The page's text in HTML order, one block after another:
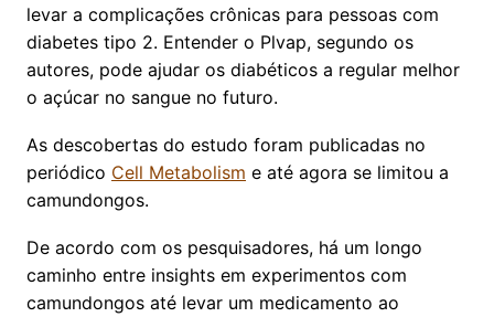
levar a complicações crônicas para pessoas com
diabetes tipo 2. Entender o Plvap, segundo os
autores, pode ajudar os diabéticos a regular melhor
o açúcar no sangue no futuro.
As descobertas do estudo foram publicadas no
periódico Cell Metabolism e até agora se limitou a
camundongos.
De acordo com os pesquisadores, há um longo
caminho entre insights em experimentos com
camundongos até levar um medicamento ao